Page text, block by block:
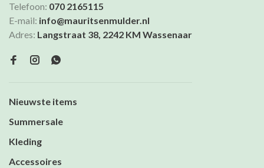
Telefoon: 070 2165115
E-mail: info@mauritsenmulder.nl
Adres: Langstraat 38, 2242 KM Wassenaar
Nieuwste items
Summersale
Kleding
Accessoires